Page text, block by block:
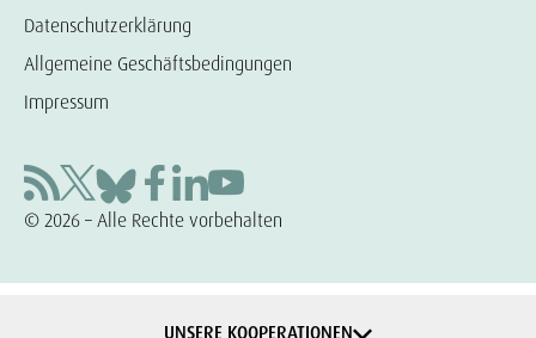
Datenschutzerklärung
Allgemeine Geschäftsbedingungen
Impressum
© 2026 – Alle Rechte vorbehalten
UNSERE KOOPERATIONEN